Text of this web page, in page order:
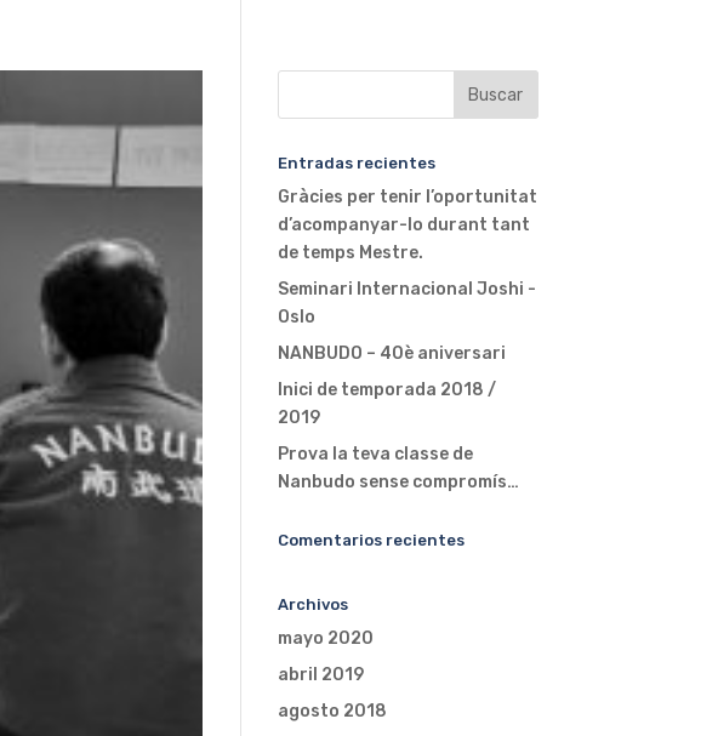
Entradas recientes
Gràcies per tenir l’oportunitat
d’acompanyar-lo durant tant
de temps Mestre.
Seminari Internacional Joshi -
Oslo
NANBUDO – 40è aniversari
Inici de temporada 2018 /
2019
Prova la teva classe de
Nanbudo sense compromís…
Comentarios recientes
Archivos
mayo 2020
abril 2019
agosto 2018